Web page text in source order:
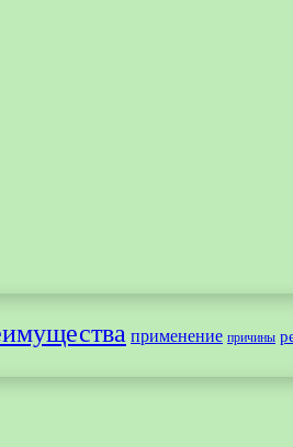
применение причины